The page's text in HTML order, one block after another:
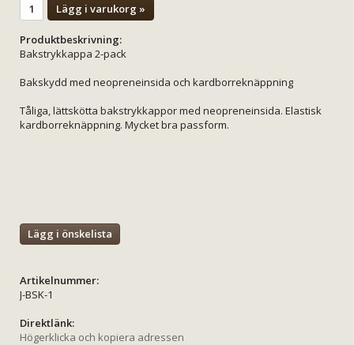
Lägg i varukorg »
Produktbeskrivning:
Bakstrykkappa 2-pack
Bakskydd med neopreneinsida och kardborreknäppning
Tåliga, lättskötta bakstrykkappor med neopreneinsida. Elastisk
kardborreknäppning. Mycket bra passform.
Lägg i önskelista
Artikelnummer:
J-BSK-1
Direktlänk:
Högerklicka och kopiera adressen